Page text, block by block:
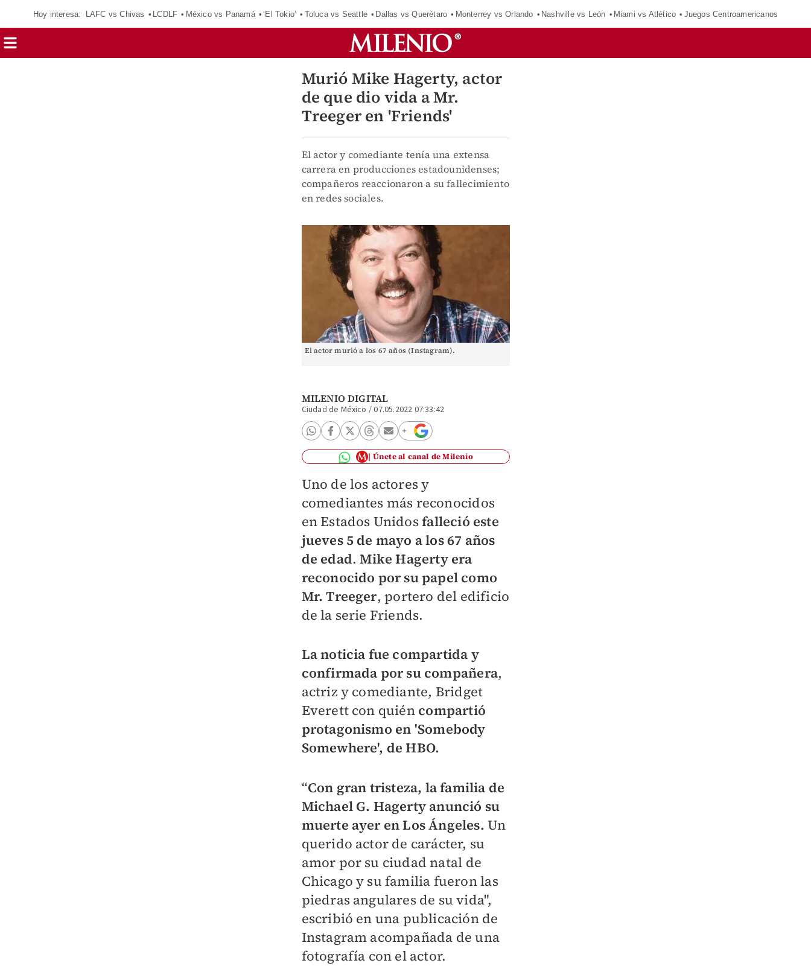
Hoy interesa: LAFC vs Chivas LCDLF México vs Panamá ‘El Tokio’ Toluca vs Seattle Dallas vs Querétaro Monterrey vs Orlando Nashville vs León Miami vs Atlético Juegos Centroamericanos
Murió Mike Hagerty, actor
de que dio vida a Mr.
Treeger en 'Friends'
El actor y comediante tenía una extensa
carrera en producciones estadounidenses;
compañeros reaccionaron a su fallecimiento
en redes sociales.
El actor murió a los 67 años (Instagram).
MILENIO DIGITAL
Ciudad de México /07.05.2022 07:33:42
Únete al canal de Milenio
Uno de los actores y
comediantes más reconocidos
en Estados Unidosfalleció este
jueves 5 de mayo a los 67 años
de edad.Mike Hagerty era
reconocido por su papel como
Mr. Treeger, portero del edificio
de la serie Friends.
La noticia fue compartida y
confirmada por su compañera,
actriz y comediante, Bridget
Everett con quién compartió
protagonismo en 'Somebody
Somewhere', de HBO.
“Con gran tristeza, la familia de
Michael G. Hagerty anunció su
muerte ayer en Los Ángeles.Un
querido actor de carácter, su
amor por su ciudad natal de
Chicago y su familia fueron las
piedras angulares de su vida",
escribió en una publicación de
Instagram acompañada de una
fotografía con el actor.